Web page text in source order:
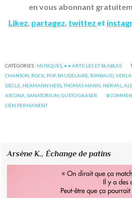
en vous abonnant
Likez, partagez, twittez et
CATÉGORIES : MUSIQUES, • • ARTICLES ET BLABLAS
CHANSON, ROCK, POP, BAUDELAIRE, RIMBAUD,
SIÈCLE, HERMANN HESS,THOMAS MANN, NERVAL,
ASCONA,SANATORIUM,GUSTO GRASER 0
LIEN PERMANENT
Arsène K.,Échange de patins